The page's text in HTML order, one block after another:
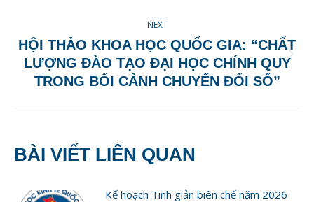
NEXT
Next
post:
HỘI THẢO KHOA HỌC QUỐC GIA: “CHẤT
LƯỢNG ĐÀO TẠO ĐẠI HỌC CHÍNH QUY
TRONG BỐI CẢNH CHUYỂN ĐỔI SỐ”
BÀI VIẾT LIÊN QUAN
Kế hoạch Tinh giản biên chế năm 2026